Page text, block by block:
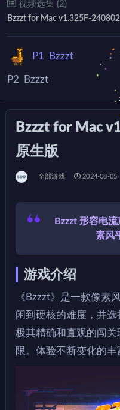
视频选集 (2)
Bzzzt for Mac v1.325F-
P1 Bzzzt
P2 Bzzzt
Bzzzt for Mac
原生版
全部游戏 2024-08-05
Bzzzt 形容电
素风
游戏介绍
《Bzzzt》是一款像素
闲到硬核的难度，并
极其精确和直观的闯
限。体验不断变化的丰